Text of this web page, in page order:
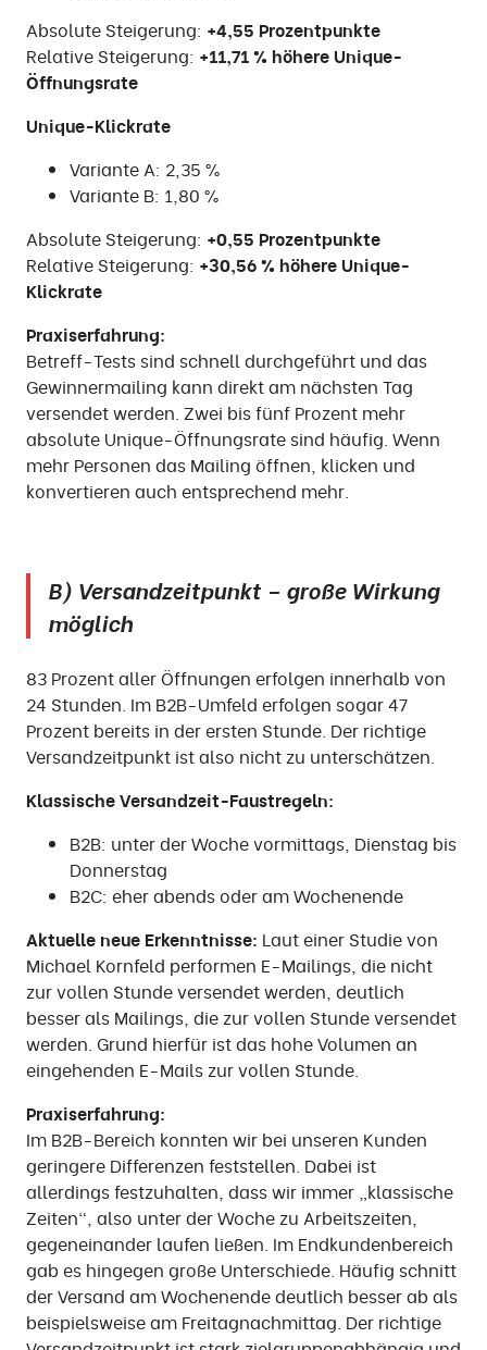
Absolute Steigerung: +4,55 Prozentpunkte
Relative Steigerung: +11,71 % höhere Unique-
Öffnungsrate
Unique-Klickrate
Variante A: 2,35 %
Variante B: 1,80 %
Absolute Steigerung: +0,55 Prozentpunkte
Relative Steigerung: +30,56 % höhere Unique-
Klickrate
Praxiserfahrung:
Betreff-Tests sind schnell durchgeführt und das
Gewinnermailing kann direkt am nächsten Tag
versendet werden. Zwei bis fünf Prozent mehr
absolute Unique-Öffnungsrate sind häufig. Wenn
mehr Personen das Mailing öffnen, klicken und
konvertieren auch entsprechend mehr.
B) Versandzeitpunkt – große Wirkung
möglich
83 Prozent aller Öffnungen erfolgen innerhalb von
24 Stunden. Im B2B-Umfeld erfolgen sogar 47
Prozent bereits in der ersten Stunde. Der richtige
Versandzeitpunkt ist also nicht zu unterschätzen.
Klassische Versandzeit-Faustregeln:
B2B: unter der Woche vormittags, Dienstag bis
Donnerstag
B2C: eher abends oder am Wochenende
Aktuelle neue Erkenntnisse: Laut einer Studie von
Michael Kornfeld performen E-Mailings, die nicht
zur vollen Stunde versendet werden, deutlich
besser als Mailings, die zur vollen Stunde versendet
werden. Grund hierfür ist das hohe Volumen an
eingehenden E-Mails zur vollen Stunde.
Praxiserfahrung:
Im B2B-Bereich konnten wir bei unseren Kunden
geringere Differenzen feststellen. Dabei ist
allerdings festzuhalten, dass wir immer „klassische
Zeiten“, also unter der Woche zu Arbeitszeiten,
gegeneinander laufen ließen. Im Endkundenbereich
gab es hingegen große Unterschiede. Häufig schnitt
der Versand am Wochenende deutlich besser ab als
beispielsweise am Freitagnachmittag. Der richtige